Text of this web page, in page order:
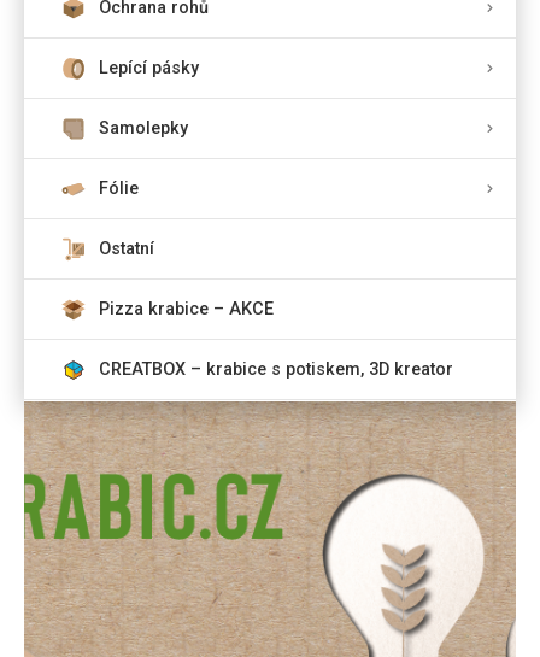
Ochrana rohů
Lepící pásky
Samolepky
Fólie
Ostatní
Pizza krabice – AKCE
CREATBOX – krabice s potiskem, 3D kreator